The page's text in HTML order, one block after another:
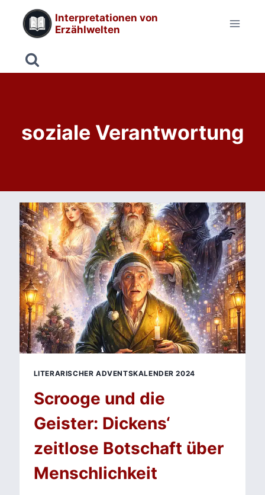
Inhalt
springen
Interpretationen von
Erzählwelten
soziale Verantwortung
LITERARISCHER ADVENTSKALENDER 2024
Scrooge und die
Geister: Dickens‘
zeitlose Botschaft über
Menschlichkeit